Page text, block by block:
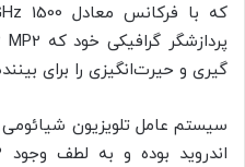
گیری و حیرت‌انگیزی را برای